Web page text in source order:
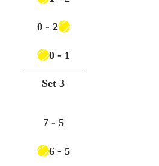
0 - 2
0- 1
Set 3
7 - 5
6 - 5